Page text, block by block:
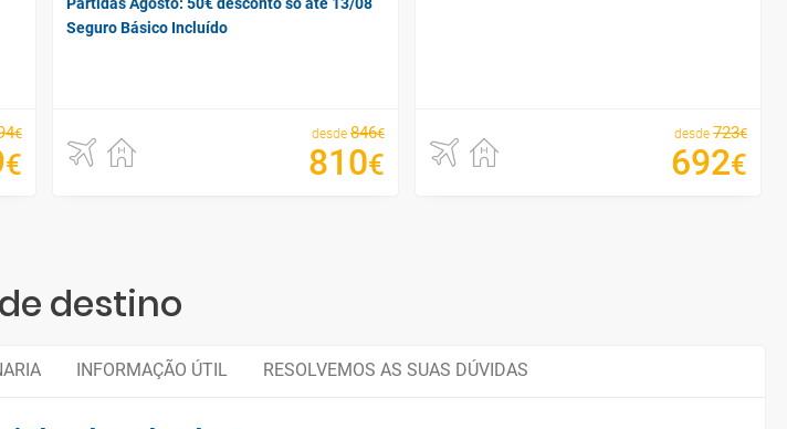
€
€
Seguro Básico Incluído
desde 846€
810€
desde 723€
692€
destino
INFORMAÇÃO ÚTIL RESOLVEMOS AS SUAS DÚVIDAS